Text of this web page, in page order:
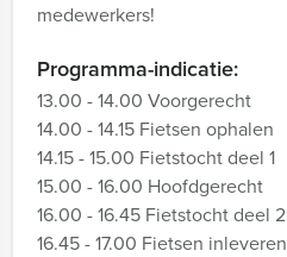
medewerkers!
Programma-indicatie:
13.00 - 14.00 Voorgerecht
14.00 - 14.15 Fietsen ophalen
14.15 - 15.00 Fietstocht deel 1
15.00 - 16.00 Hoofdgerecht
16.00 - 16.45 Fietstocht deel 2
16.45 - 17.00 Fietsen inleveren